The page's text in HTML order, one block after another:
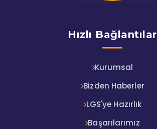
Hızlı Bağlantılar
Kurumsal
Bizden Haberler
LGS'ye Hazırlık
Başarılarımız